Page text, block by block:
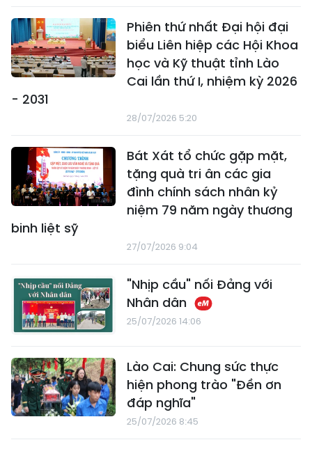
Phiên thứ nhất Đại hội đại
biểu Liên hiệp các Hội Khoa
học và Kỹ thuật tỉnh Lào
Cai lần thứ I, nhiệm kỳ 2026
- 2031
28/07/2026 5:20
Bát Xát tổ chức gặp mặt,
tặng quà tri ân các gia
đình chính sách nhân kỷ
niệm 79 năm ngày thương
binh liệt sỹ
27/07/2026 9:04
"Nhịp cầu" nối Đảng với
Nhân dân
25/07/2026 14:06
Lào Cai: Chung sức thực
hiện phong trào "Đền ơn
đáp nghĩa"
25/07/2026 8:45